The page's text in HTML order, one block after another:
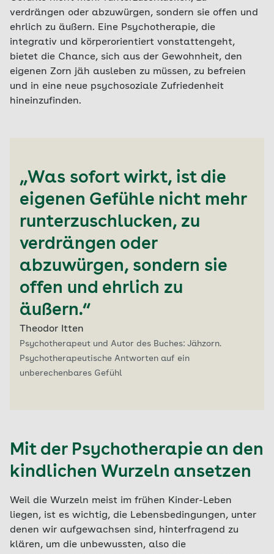
verdrängen oder abzuwürgen, sondern sie offen und
ehrlich zu äußern. Eine Psychotherapie, die
integrativ und körperorientiert vonstattengeht,
bietet die Chance, sich aus der Gewohnheit, den
eigenen Zorn jäh ausleben zu müssen, zu befreien
und in eine neue psychosoziale Zufriedenheit
hineinzufinden.
„Was sofort wirkt, ist die
eigenen Gefühle nicht mehr
runterzuschlucken, zu
verdrängen oder
abzuwürgen, sondern sie
offen und ehrlich zu
äußern.“
Theodor Itten
Psychotherapeut und Autor des Buches: Jähzorn.
Psychotherapeutische Antworten auf ein
unberechenbares Gefühl
Mit der Psychotherapie an den
kindlichen Wurzeln ansetzen
Weil die Wurzeln meist im frühen Kinder-Leben
liegen, ist es wichtig, die Lebensbedingungen, unter
denen wir aufgewachsen sind, hinterfragend zu
klären, um die unbewussten, also die